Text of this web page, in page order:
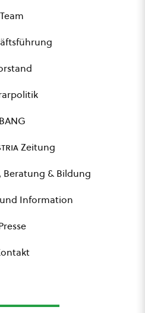
Team
BANG
Zeitung
Beratung & Bildung
Information